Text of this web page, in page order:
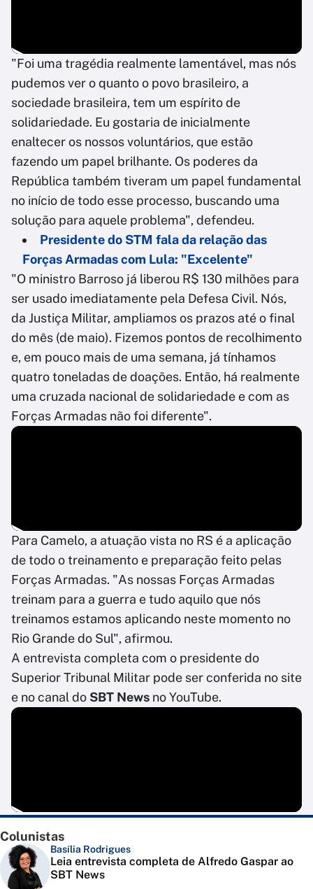
"Foi uma tragédia realmente lamentável, mas nós
pudemos ver o quanto o povo brasileiro, a
sociedade brasileira, tem um espírito de
solidariedade. Eu gostaria de inicialmente
enaltecer os nossos voluntários, que estão
fazendo um papel brilhante. Os poderes da
República também tiveram um papel fundamental
no início de todo esse processo, buscando uma
solução para aquele problema", defendeu.
Presidente do STM fala da relação das
Forças Armadas com Lula: "Excelente"
"O ministro Barroso já liberou R$ 130 milhões para
ser usado imediatamente pela Defesa Civil. Nós,
da Justiça Militar, ampliamos os prazos até o final
do mês (de maio). Fizemos pontos de recolhimento
e, em pouco mais de uma semana, já tínhamos
quatro toneladas de doações. Então, há realmente
uma cruzada nacional de solidariedade e com as
Forças Armadas não foi diferente".
Para Camelo, a atuação vista no RS é a aplicação
de todo o treinamento e preparação feito pelas
Forças Armadas. "As nossas Forças Armadas
treinam para a guerra e tudo aquilo que nós
treinamos estamos aplicando neste momento no
Rio Grande do Sul", afirmou.
A entrevista completa com o presidente do
Superior Tribunal Militar pode ser conferida no site
e no canal do SBT News no YouTube.
Colunistas
Basília Rodrigues
Leia entrevista completa de Alfredo Gaspar ao
SBT News